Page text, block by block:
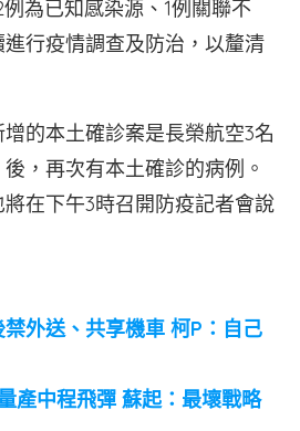
為已知感染源、1例關聯不
行疫情調查及防治，以釐清
的本土確診案是長榮航空3名
，再次有本土確診的病例。
在下午3時召開防疫記者會說
外送、共享機車 柯P：自己
產中程飛彈 蘇起：最壞戰略